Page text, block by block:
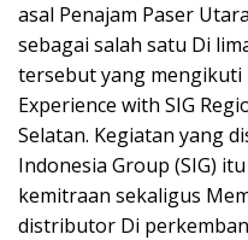
asal Penajam Paser
sebagai salah satu Di
tersebut yang mengikuti
Experience with SIG
Selatan. Kegiatan yang
Indonesia Group (SIG)
kemitraan sekaligus
distributor Di